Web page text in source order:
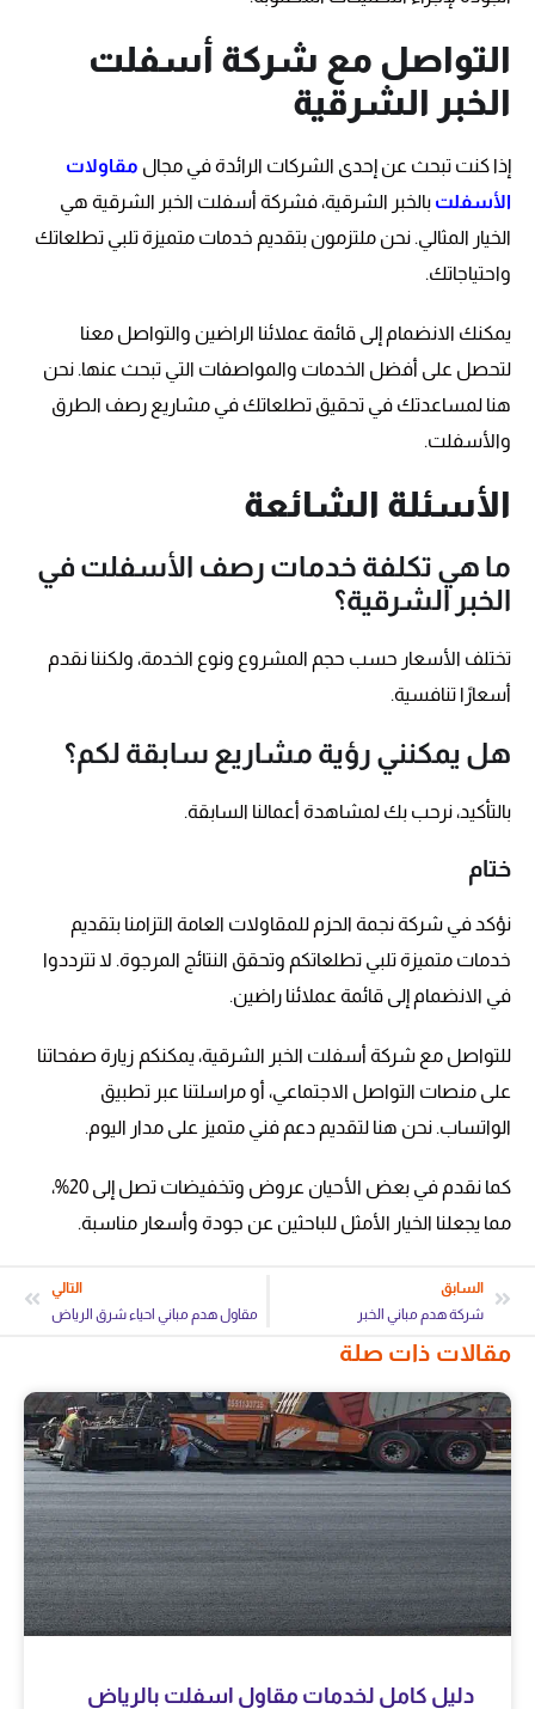
التواصل مع شركة أسفلت
الخبر الشرقية
إذا كنت تبحث عن إحدى الشركات الرائدة في مجال مقاولات
الأسفلت بالخبر الشرقية، فشركة أسفلت الخبر الشرقية هي
الخيار المثالي. نحن ملتزمون بتقديم خدمات متميزة تلبي تطلعاتك
واحتياجاتك.
يمكنك الانضمام إلى قائمة عملائنا الراضين والتواصل معنا
لتحصل على أفضل الخدمات والمواصفات التي تبحث عنها. نحن
هنا لمساعدتك في تحقيق تطلعاتك في مشاريع رصف الطرق
والأسفلت.
الأسئلة الشائعة
ما هي تكلفة خدمات رصف الأسفلت في
الخبر الشرقية؟
تختلف الأسعار حسب حجم المشروع ونوع الخدمة، ولكننا نقدم
أسعارًا تنافسية.
هل يمكنني رؤية مشاريع سابقة لكم؟
بالتأكيد، نرحب بك لمشاهدة أعمالنا السابقة.
ختام
نؤكد في شركة نجمة الحزم للمقاولات العامة التزامنا بتقديم
خدمات متميزة تلبي تطلعاتكم وتحقق النتائج المرجوة. لا تترددوا
في الانضمام إلى قائمة عملائنا راضين.
للتواصل مع شركة أسفلت الخبر الشرقية، يمكنكم زيارة صفحاتنا
على منصات التواصل الاجتماعي، أو مراسلتنا عبر تطبيق
الواتساب. نحن هنا لتقديم دعم فني متميز على مدار اليوم.
كما نقدم في بعض الأحيان عروض وتخفيضات تصل إلى 20%،
مما يجعلنا الخيار الأمثل للباحثين عن جودة وأسعار مناسبة.
السابق
شركة هدم مباني الخبر
التالي
مقاول هدم مباني احياء شرق الرياض
مقالات ذات صلة
دليل كامل لخدمات مقاول اسفلت بالرياض